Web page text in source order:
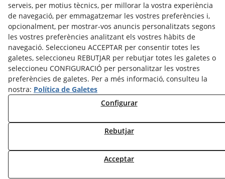
© 08/2026 RÈCOP RESTAURACIONS
ARQUITECTÒNIQUES, S.L. - Tots els drets reservats.
serveis, per motius tècnics, per millorar la vostra experiència
de navegació, per emmagatzemar les vostres preferències i,
opcionalment, per mostrar-vos anuncis personalitzats segons
les vostres preferències analitzant els vostres hàbits de
navegació. Seleccioneu ACCEPTAR per consentir totes les
galetes, seleccioneu REBUTJAR per rebutjar totes les galetes o
seleccioneu CONFIGURACIÓ per personalitzar les vostres
preferències de galetes. Per a més informació, consulteu la
nostra: Política de Galetes
Configurar
Rebutjar
Acceptar